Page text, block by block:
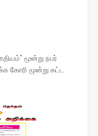
மூன்று நபர்
கோரி மூன்று கட்ட